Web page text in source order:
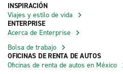
INSPIRACIÓN
Viajes y estilo de vida
ENTERPRISE
Acerca de Enterprise
Bolsa de trabajo
OFICINAS DE RENTA DE AUTOS
Oficinas de renta de autos en México